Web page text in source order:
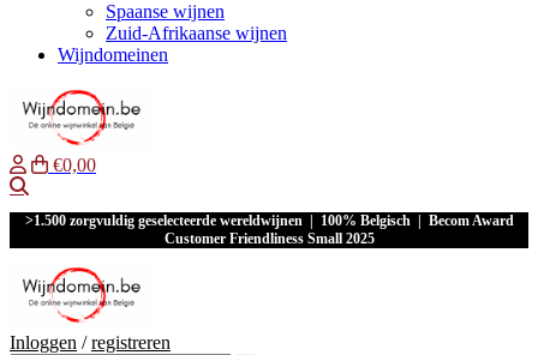
Spaanse wijnen
Zuid-Afrikaanse wijnen
Wijndomeinen
€0,00
>1.500 zorgvuldig geselecteerde wereldwijnen | 100% Belgisch | Becom Award
Customer Friendliness Small 2025
Inloggen /registreren